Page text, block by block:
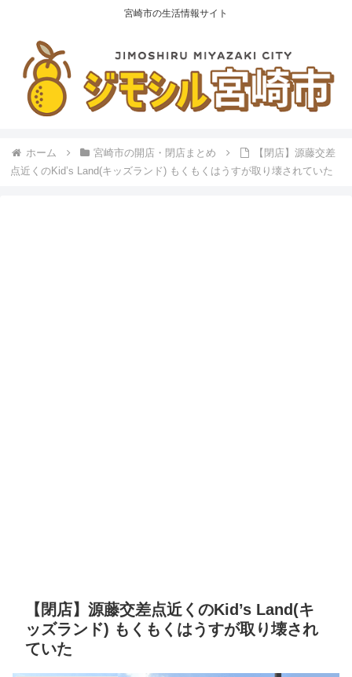
宮崎市の生活情報サイト
ホーム 宮崎市の開店・閉店まとめ
【閉店】源藤交差
点近くのKid’s Land(キッズランド) もくもくはうすが取り壊されていた
【閉店】源藤交差点近くのKid’s Land(キ
ッズランド) もくもくはうすが取り壊され
ていた